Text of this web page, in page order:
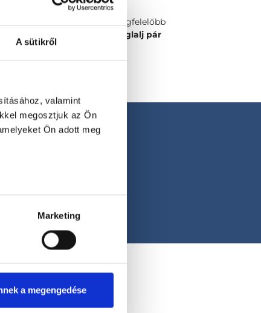
A sütikről
valamint
megosztjuk az Ön
Ön adott meg
Marketing
a megengedése
Válaszd ki a számodra legmegfelelőbb
foglalj pár